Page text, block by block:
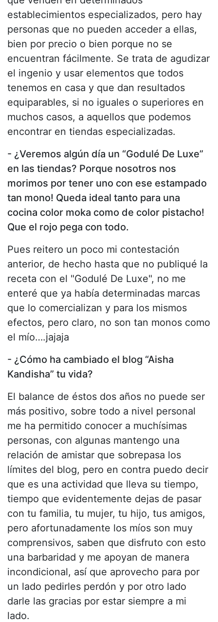
establecimientos especializados, pero hay
personas que no pueden acceder a ellas,
bien por precio o bien porque no se
encuentran fácilmente. Se trata de agudizar
el ingenio y usar elementos que todos
tenemos en casa y que dan resultados
equiparables, si no iguales o superiores en
muchos casos, a aquellos que podemos
encontrar en tiendas especializadas.
- ¿Veremos algún día un “Godulé De Luxe”
en las tiendas? Porque nosotros nos
morimos por tener uno con ese estampado
tan mono! Queda ideal tanto para una
cocina color moka como de color pistacho!
Que el rojo pega con todo.
Pues reitero un poco mi contestación
anterior, de hecho hasta que no publiqué la
receta con el "Godulé De Luxe", no me
enteré que ya había determinadas marcas
que lo comercializan y para los mismos
efectos, pero claro, no son tan monos como
el mío….jajaja
- ¿Cómo ha cambiado el blog “Aisha
Kandisha” tu vida?
El balance de éstos dos años no puede ser
más positivo, sobre todo a nivel personal
me ha permitido conocer a muchísimas
personas, con algunas mantengo una
relación de amistar que sobrepasa los
límites del blog, pero en contra puedo decir
que es una actividad que lleva su tiempo,
tiempo que evidentemente dejas de pasar
con tu familia, tu mujer, tu hijo, tus amigos,
pero afortunadamente los míos son muy
comprensivos, saben que disfruto con esto
una barbaridad y me apoyan de manera
incondicional, así que aprovecho para por
un lado pedirles perdón y por otro lado
darle las gracias por estar siempre a mi
lado.